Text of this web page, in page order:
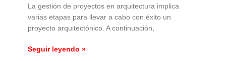
La gestión de proyectos en arquitectura implica
varias etapas para llevar a cabo con éxito un
proyecto arquitectónico. A continuación,
Seguir leyendo »